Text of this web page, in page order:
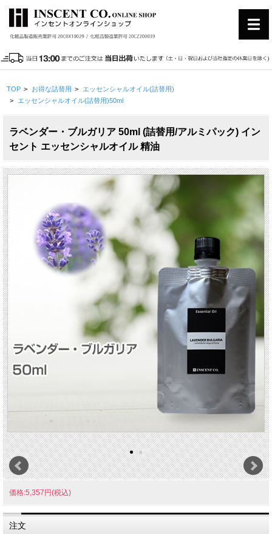
TOP > お得な詰替用 > エッセンシャルオイル(詰替用)
> エッセンシャルオイル(詰替用)50ml
ラベンダー・ブルガリア 50ml (詰替用/アルミパック) イン
セント エッセンシャルオイル 精油
価格:5,357円(税込)
注文